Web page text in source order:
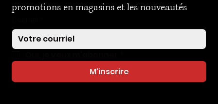
promotions en magasins et les nouveautés
M'inscrire